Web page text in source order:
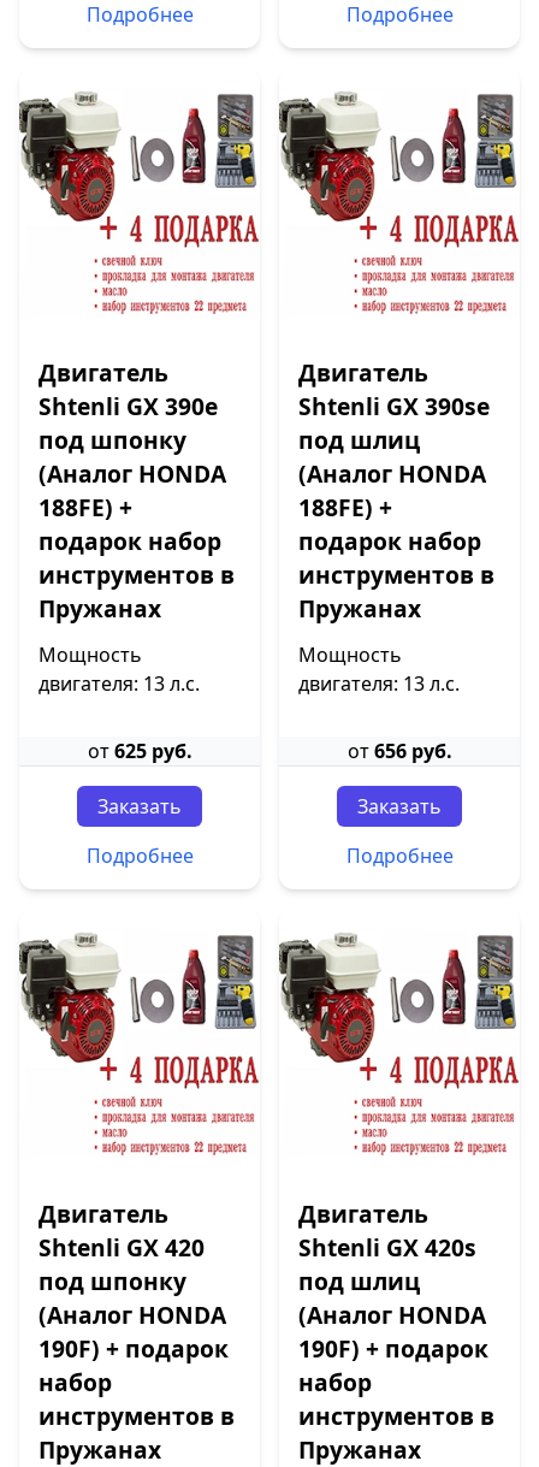
Подробнее
Подробнее
Двигатель
Shtenli GX 390е
под шпонку
(Аналог HONDA
188FE) +
подарок набор
инструментов в
Пружанах
Мощность
двигателя: 13 л.с.
от625 руб.
Заказать
Подробнее
Двигатель
Shtenli GX 390sе
под шлиц
(Аналог HONDA
188FE) +
подарок набор
инструментов в
Пружанах
Мощность
двигателя: 13 л.с.
от656 руб.
Заказать
Подробнее
Двигатель
Shtenli GX 420
под шпонку
(Аналог HONDA
190F) + подарок
набор
инструментов в
Пружанах
Двигатель
Shtenli GX 420s
под шлиц
(Аналог HONDA
190F) + подарок
набор
инструментов в
Пружанах